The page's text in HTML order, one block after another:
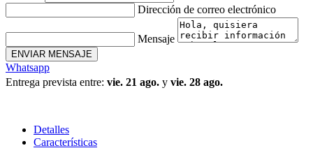
Dirección de correo electrónico
Mensaje
ENVIAR MENSAJE
Whatsapp
Entrega prevista entre: vie. 21 ago. y vie. 28 ago.
Detalles
Características